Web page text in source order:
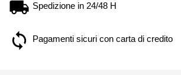
Spedizione in 24/48 H
Pagamenti sicuri con carta di credito